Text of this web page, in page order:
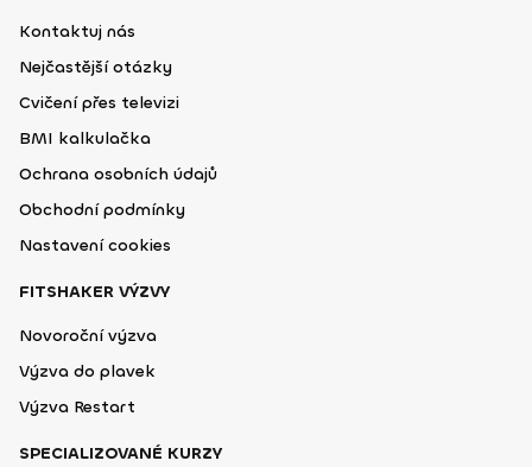
Kontaktuj nás
Nejčastější otázky
Cvičení přes televizi
BMI kalkulačka
Ochrana osobních údajů
Obchodní podmínky
Nastavení cookies
FITSHAKER VÝZVY
Novoroční výzva
Výzva do plavek
Výzva Restart
SPECIALIZOVANÉ KURZY